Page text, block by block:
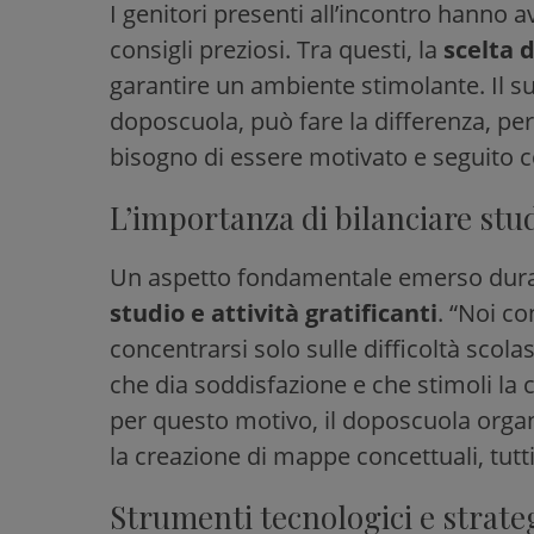
I genitori presenti all’incontro hanno
consigli preziosi. Tra questi, la scelta
garantire un ambiente stimolante. Il
doposcuola, può fare la differenza,
bisogno di essere motivato e seguito
L’importanza di bilanciare
Un aspetto fondamentale emerso
studio e attività gratificanti. “Noi
concentrarsi solo sulle difficoltà
che dia soddisfazione e che stimoli la
per questo motivo, il doposcuola
la creazione di mappe concettuali,
Strumenti tecnologici e